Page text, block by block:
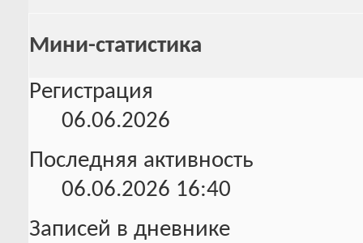
Мини-статистика
Регистрация
06.06.2026
Последняя активность
06.06.2026 16:40
Записей в дневнике